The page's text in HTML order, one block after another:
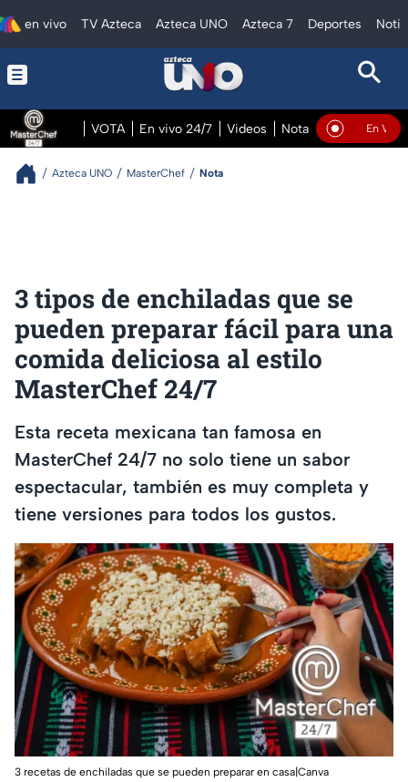
en vivo TV Azteca Azteca UNO Azteca 7 Deportes
VOTA En vivo 24/7 Videos Notas En vivo
En Vivo
Azteca UNO MasterChef Nota
3 tipos de enchiladas que se
pueden preparar fácil para una
comida deliciosa al estilo
MasterChef 24/7
Esta receta mexicana tan famosa en
MasterChef 24/7 no solo tiene un sabor
espectacular, también es muy completa y
tiene versiones para todos los gustos.
3 recetas de enchiladas que se pueden preparar en casa|Canva